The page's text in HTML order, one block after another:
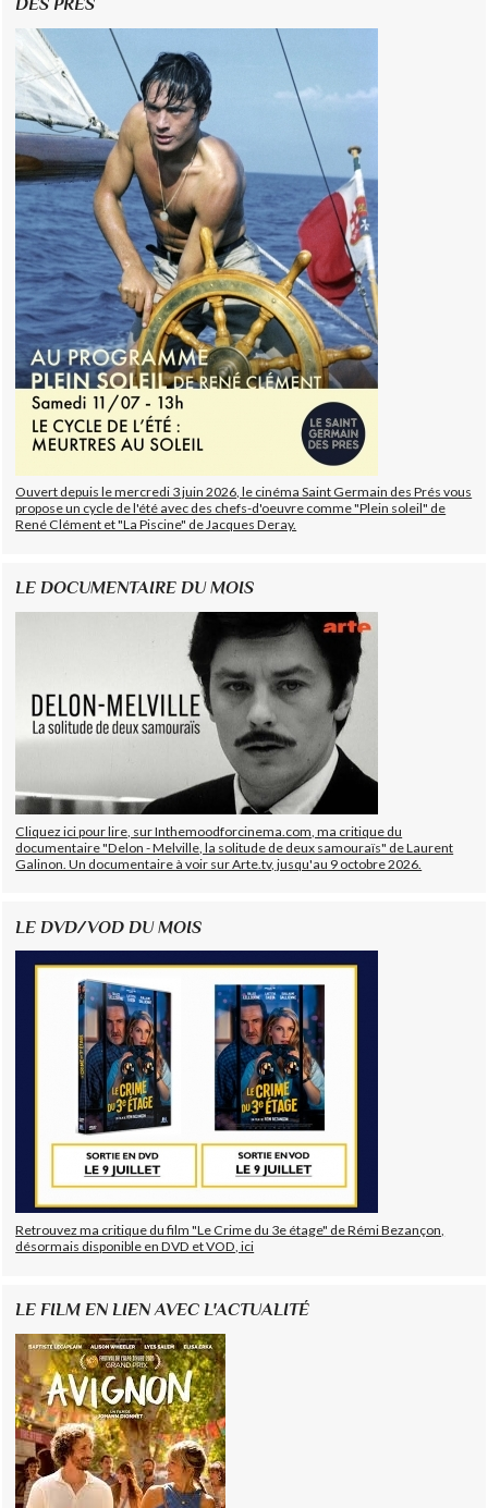
Ouvert depuis le mercredi 3 juin 2026, le cinéma Saint Germain des Prés vous
propose un cycle de l'été avec des chefs-d'oeuvre comme "Plein soleil" de
René Clément et "La Piscine" de Jacques Deray.
LE DOCUMENTAIRE DU MOIS
Cliquez ici pour lire, sur Inthemoodforcinema.com, ma critique du
documentaire "Delon - Melville, la solitude de deux samouraïs" de Laurent
Galinon. Un documentaire à voir sur Arte.tv, jusqu'au 9 octobre 2026.
LE DVD/VOD DU MOIS
Retrouvez ma critique du film "Le Crime du 3e étage" de Rémi Bezançon,
désormais disponible en DVD et VOD, ici
LE FILM EN LIEN AVEC L'ACTUALITÉ